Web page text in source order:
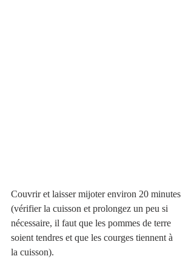
Couvrir et laisser mijoter environ 20 minutes
(vérifier la cuisson et prolongez un peu si
nécessaire, il faut que les pommes de terre
soient tendres et que les courges tiennent à
la cuisson).